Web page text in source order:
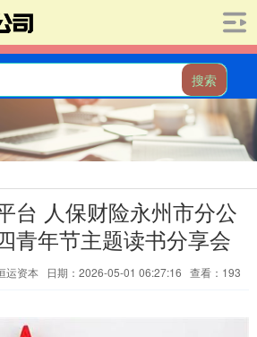
搜索
台 人保财险永州市分公
青年节主题读书分享会
运资本 日期：2026-05-01 06:27:16 查看：193